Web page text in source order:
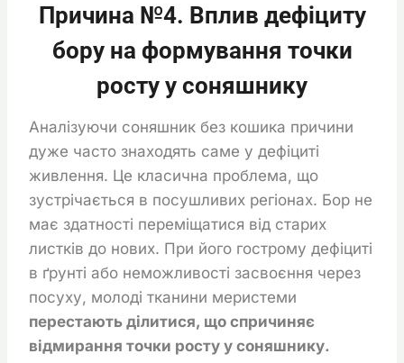
Причина №4. Вплив дефіциту
бору на формування точки
росту у соняшнику
Аналізуючи соняшник без кошика причини
дуже часто знаходять саме у дефіциті
живлення. Це класична проблема, що
зустрічається в посушливих регіонах. Бор не
має здатності переміщатися від старих
листків до нових. При його гострому дефіциті
в ґрунті або неможливості засвоєння через
посуху, молоді тканини меристеми
перестають ділитися, що спричиняє
відмирання точки росту у соняшнику.